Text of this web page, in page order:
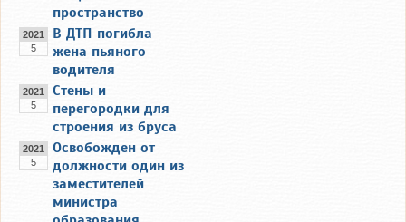
пространство
2021
5
В ДТП погибла
жена пьяного
водителя
2021
5
Стены и
перегородки для
строения из бруса
2021
5
Освобожден от
должности один из
заместителей
министра